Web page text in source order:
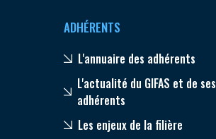
ADHÉRENTS
L'annuaire des adhérents
L'actualité du GIFAS et de ses
adhérents
Les enjeux de la filière